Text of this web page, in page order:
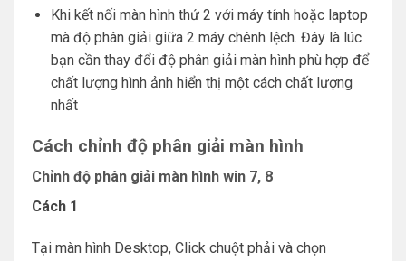
Khi kết nối màn hình thứ 2 với máy tính hoặc laptop
mà độ phân giải giữa 2 máy chênh lệch. Đây là lúc
bạn cần thay đổi độ phân giải màn hình phù hợp để
chất lượng hình ảnh hiển thị một cách chất lượng
nhất
Cách chỉnh độ phân giải màn hình
Chỉnh độ phân giải màn hình win 7, 8
Cách 1
Tại màn hình Desktop, Click chuột phải và chọn